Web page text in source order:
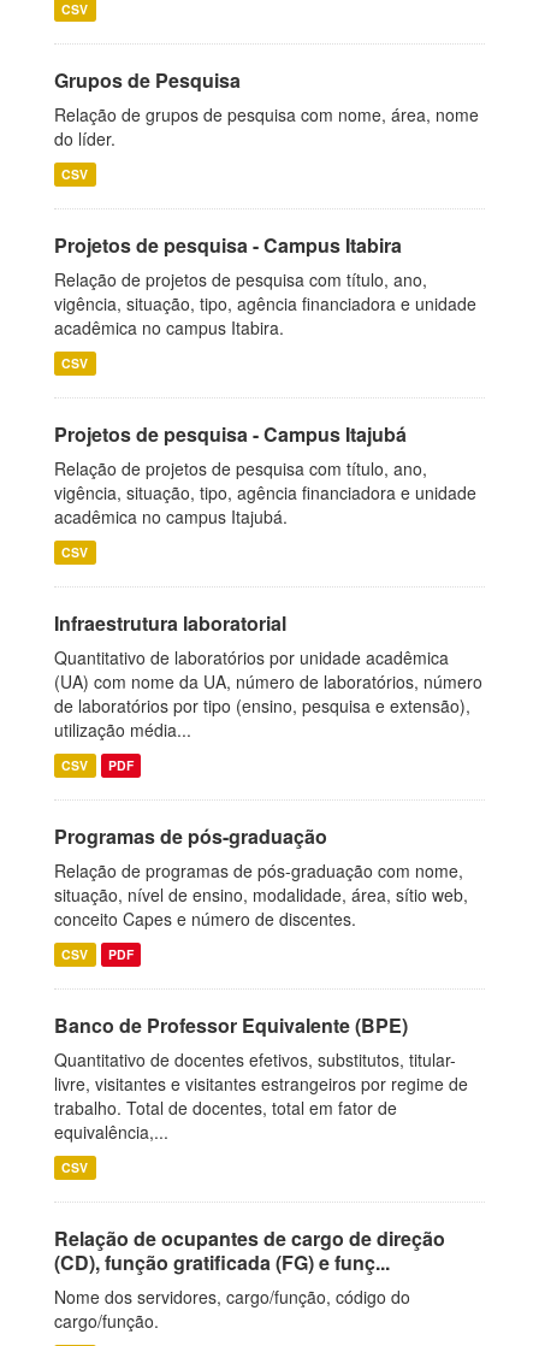
CSV
Grupos de Pesquisa
Relação de grupos de pesquisa com nome, área, nome
do líder.
CSV
Projetos de pesquisa - Campus Itabira
Relação de projetos de pesquisa com título, ano,
vigência, situação, tipo, agência financiadora e unidade
acadêmica no campus Itabira.
CSV
Projetos de pesquisa - Campus Itajubá
Relação de projetos de pesquisa com título, ano,
vigência, situação, tipo, agência financiadora e unidade
acadêmica no campus Itajubá.
CSV
Infraestrutura laboratorial
Quantitativo de laboratórios por unidade acadêmica
(UA) com nome da UA, número de laboratórios, número
de laboratórios por tipo (ensino, pesquisa e extensão),
utilização média...
CSV PDF
Programas de pós-graduação
Relação de programas de pós-graduação com nome,
situação, nível de ensino, modalidade, área, sítio web,
conceito Capes e número de discentes.
CSV PDF
Banco de Professor Equivalente (BPE)
Quantitativo de docentes efetivos, substitutos, titular-
livre, visitantes e visitantes estrangeiros por regime de
trabalho. Total de docentes, total em fator de
equivalência,...
CSV
Relação de ocupantes de cargo de direção
(CD), função gratificada (FG) e funç...
Nome dos servidores, cargo/função, código do
cargo/função.